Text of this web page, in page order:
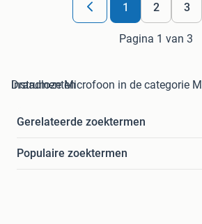
1 2 3
Pagina 1 van 3
Draadloze Microfoon in de categorie Muziek en Instrumenten
Gerelateerde zoektermen
Populaire zoektermen